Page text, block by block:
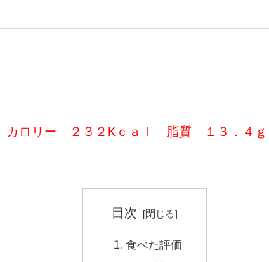
カロリー ２３２Kｃａｌ 脂質 １３．４ｇ
目次
食べた評価